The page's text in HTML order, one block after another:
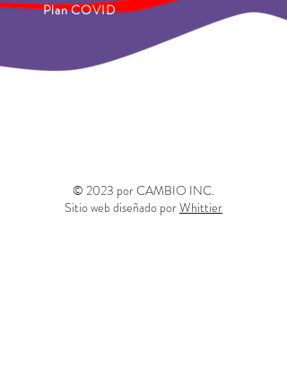
Plan COVID
© 2023 por CAMBIO INC.
Sitio web diseñado porWhittier